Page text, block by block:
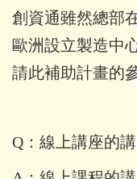
創資通雖然總部
歐洲設立製造中
請此補助計畫的
Q：線上講座的